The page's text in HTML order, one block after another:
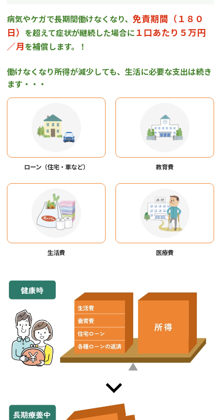
病気やケガで長期間働けなくなり、 免責期間（１８０
日） を超えて症状が継続した場合に１口あたり５万円
／月を補償します。！
働けなくなり所得が減少しても、生活に必要な支出は続き
ます・・・
ローン（住宅・車など） 教育費
生活費 医療費